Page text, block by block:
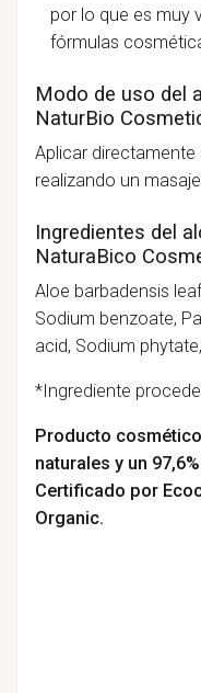
por lo que es muy
fórmulas
Modo de uso del
NaturBio
Aplicar directamente
realizando un
Ingredientes del
NaturaBico
Aloe barbadensis
Sodium benzoate,
acid, Sodium
*Ingrediente
Producto
naturales y un
Certificado por
Organic.